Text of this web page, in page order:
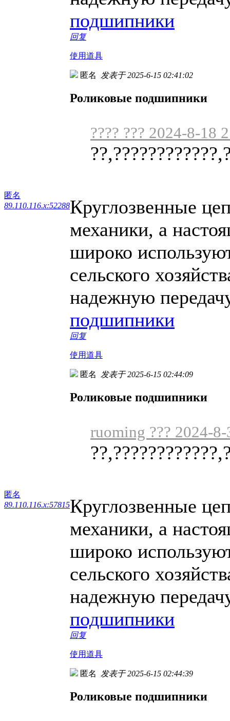
подшипники
回复
使用道具
匿名
89.110.116.x:52288
匿名 发表于 2025-6-15 02:41:02
Роликовые подшипники
???? ??? 2024-8-18
Круглозвенные
механики, а
широко
сельского
надежную
подшипники
回复
使用道具
匿名
89.110.116.x:57815
匿名 发表于 2025-6-15 02:44:09
Роликовые подшипники
ruoming ??? 2024-
Круглозвенные
механики, а
широко
сельского
надежную
подшипники
回复
使用道具
匿名 发表于 2025-6-15 02:44:39
Роликовые подшипники